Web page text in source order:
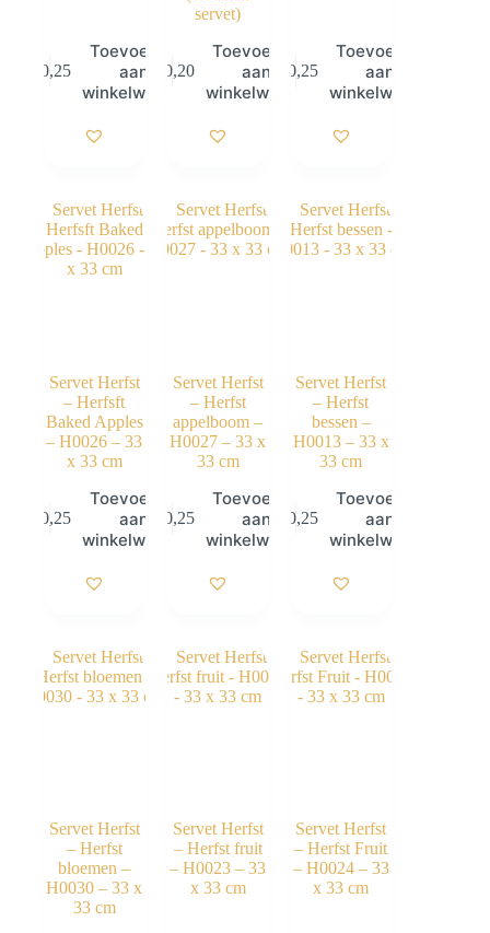
0,25
Toevoegen
aan
winkelwagen
servet)
0,20
Toevoegen
aan
winkelwagen
0,25
Toevoegen
aan
winkelwagen
Servet Herfst
– Herfsft
Baked Apples
– H0026 – 33
x 33 cm
0,25
Toevoegen
aan
winkelwagen
Servet Herfst
– Herfst
appelboom –
H0027 – 33 x
33 cm
0,25
Toevoegen
aan
winkelwagen
Servet Herfst
– Herfst
bessen –
H0013 – 33 x
33 cm
0,25
Toevoegen
aan
winkelwagen
Servet Herfst
– Herfst
bloemen –
H0030 – 33 x
33 cm
Servet Herfst
– Herfst fruit
– H0023 – 33
x 33 cm
Servet Herfst
– Herfst Fruit
– H0024 – 33
x 33 cm